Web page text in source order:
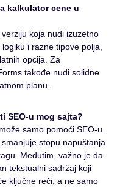
kalkulator cene u
koja nudi izuzetno
i razne tipove polja,
opcija. Za
takođe nudi solidne
planu.
SEO-u mog sajta?
samo pomoći SEO-u.
stopu napuštanja
Međutim, važno je da
tekstualni sadržaj koji
ključne reči, a ne samo